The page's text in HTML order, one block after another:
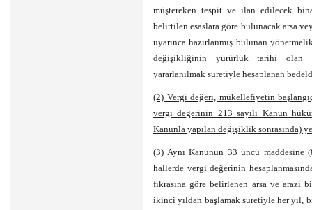
müştereken tespit ve ilan edilecek
belirtilen esaslara göre bulunacak arsa
uyarınca hazırlanmış bulunan
değişikliğinin yürürlük tarihi olan
yararlanılmak suretiyle hesaplanan
(2) Vergi değeri, mükellefiyetin
vergi değerinin 213 sayılı Kanun
Kanunla yapılan değişiklik sonrasında)
(3) Aynı Kanunun 33 üncü maddesine
hallerde vergi değerinin
fıkrasına göre belirlenen arsa ve arazi
ikinci yıldan başlamak suretiyle her yıl,